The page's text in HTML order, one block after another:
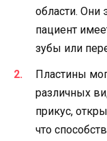
области. Они
пациент
зубы или
Пластины
различных
прикус,
что